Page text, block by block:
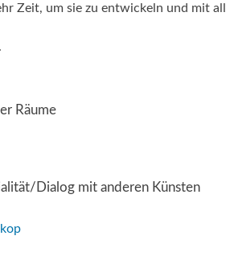
Zeit, um sie zu entwickeln und mit
Räume
Dialog mit anderen Künsten